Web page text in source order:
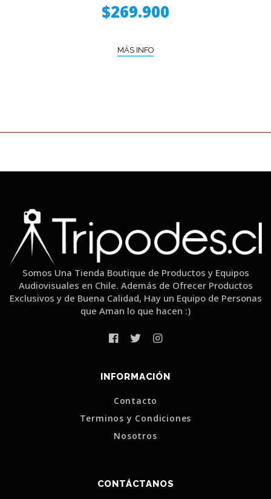
$269.900
MÁS INFO
Somos Una Tienda Boutique de Productos y Equipos
Audiovisuales en Chile. Además de Ofrecer Productos
Exclusivos y de Buena Calidad, Hay un Equipo de Personas
que Aman lo que hacen :)
INFORMACIÓN
Contacto
Terminos y Condiciones
Nosotros
CONTÁCTANOS